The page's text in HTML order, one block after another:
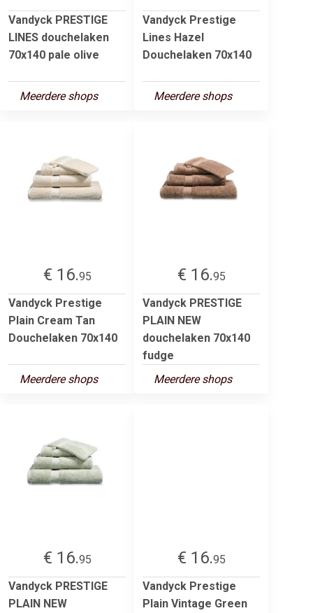
Vandyck PRESTIGE
LINES douchelaken
70x140 pale olive
Meerdere shops
Vandyck Prestige
Lines Hazel
Douchelaken 70x140
Meerdere shops
€ 16.95
Vandyck Prestige
Plain Cream Tan
Douchelaken 70x140
Meerdere shops
€ 16.95
Vandyck PRESTIGE
PLAIN NEW
douchelaken 70x140
fudge
Meerdere shops
€ 16.95
Vandyck PRESTIGE
PLAIN NEW
€ 16.95
Vandyck Prestige
Plain Vintage Green